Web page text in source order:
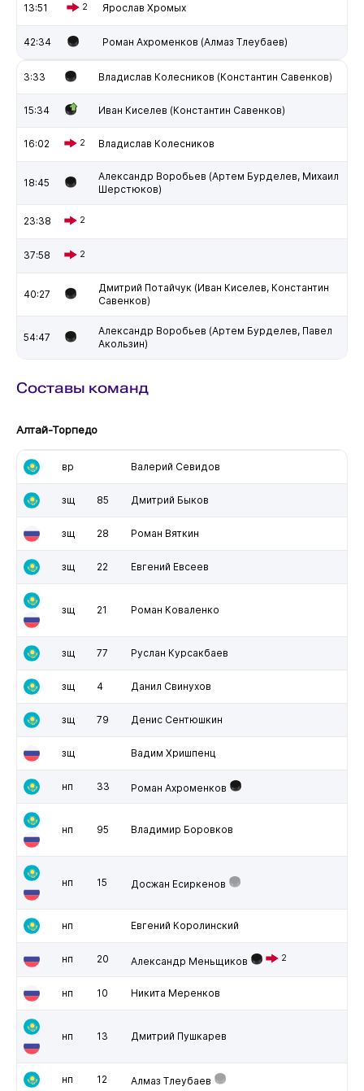
13:51 2 Ярослав Хромых
42:34 Роман Ахроменков (Алмаз Тлеубаев)
3:33 Владислав Колесников (Константин Савенков)
15:34 Иван Киселев (Константин Савенков)
16:02 2 Владислав Колесников
18:45
Александр Воробьев (Артем Бурделев, Михаил
Шерстюков)
23:38 2
37:58 2
40:27
Дмитрий Потайчук (Иван Киселев, Константин
Савенков)
54:47
Александр Воробьев (Артем Бурделев, Павел
Акользин)
Составы команд
Алтай-Торпедо
вр Валерий Севидов
зщ 85 Дмитрий Быков
зщ 28 Роман Вяткин
зщ 22 Евгений Евсеев
зщ 21 Роман Коваленко
зщ 77 Руслан Курсакбаев
зщ 4 Данил Свинухов
зщ 79 Денис Сентюшкин
зщ Вадим Хришпенц
нп 33 Роман Ахроменков
нп 95 Владимир Боровков
нп 15 Досжан Есиркенов
нп Евгений Королинский
нп 20 Александр Меньщиков 2
нп 10 Никита Меренков
нп 13 Дмитрий Пушкарев
нп 12 Алмаз Тлеубаев